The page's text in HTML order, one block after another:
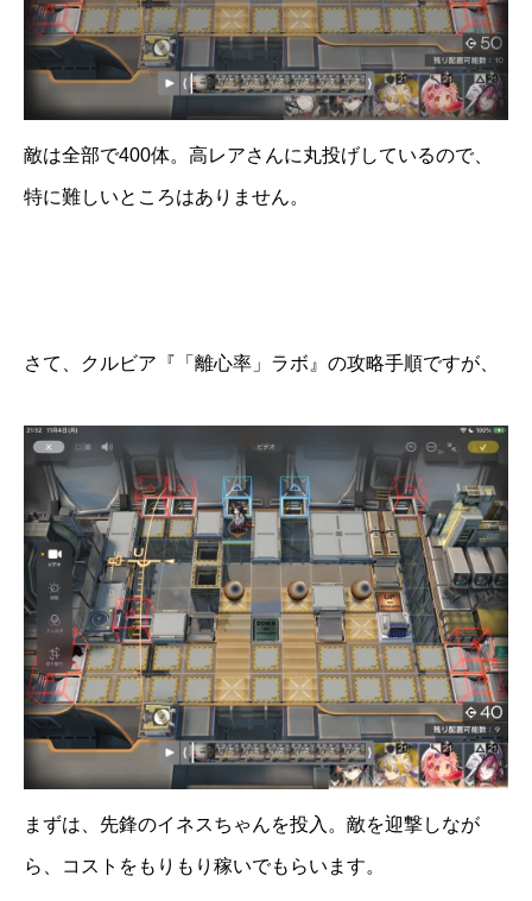
敵は全部で400体。高レアさんに丸投げしているので、
特に難しいところはありません。
さて、クルビア『「離心率」ラボ』の攻略手順ですが、
まずは、先鋒のイネスちゃんを投入。敵を迎撃しなが
ら、コストをもりもり稼いでもらいます。